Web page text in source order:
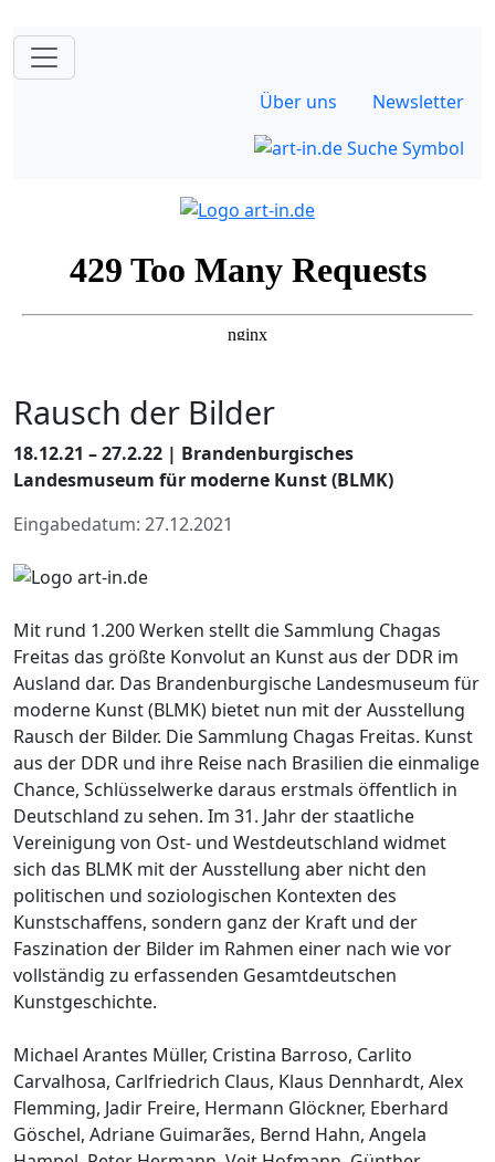
Über uns Newsletter
Rausch der Bilder
18.12.21 – 27.2.22 | Brandenburgisches
Landesmuseum für moderne Kunst (BLMK)
Eingabedatum: 27.12.2021
Mit rund 1.200 Werken stellt die Sammlung Chagas
Freitas das größte Konvolut an Kunst aus der DDR im
Ausland dar. Das Brandenburgische Landesmuseum für
moderne Kunst (BLMK) bietet nun mit der Ausstellung
Rausch der Bilder. Die Sammlung Chagas Freitas. Kunst
aus der DDR und ihre Reise nach Brasilien die einmalige
Chance, Schlüsselwerke daraus erstmals öffentlich in
Deutschland zu sehen. Im 31. Jahr der staatliche
Vereinigung von Ost- und Westdeutschland widmet
sich das BLMK mit der Ausstellung aber nicht den
politischen und soziologischen Kontexten des
Kunstschaffens, sondern ganz der Kraft und der
Faszination der Bilder im Rahmen einer nach wie vor
vollständig zu erfassenden Gesamtdeutschen
Kunstgeschichte.
Michael Arantes Müller, Cristina Barroso, Carlito
Carvalhosa, Carlfriedrich Claus, Klaus Dennhardt, Alex
Flemming, Jadir Freire, Hermann Glöckner, Eberhard
Göschel, Adriane Guimarães, Bernd Hahn, Angela